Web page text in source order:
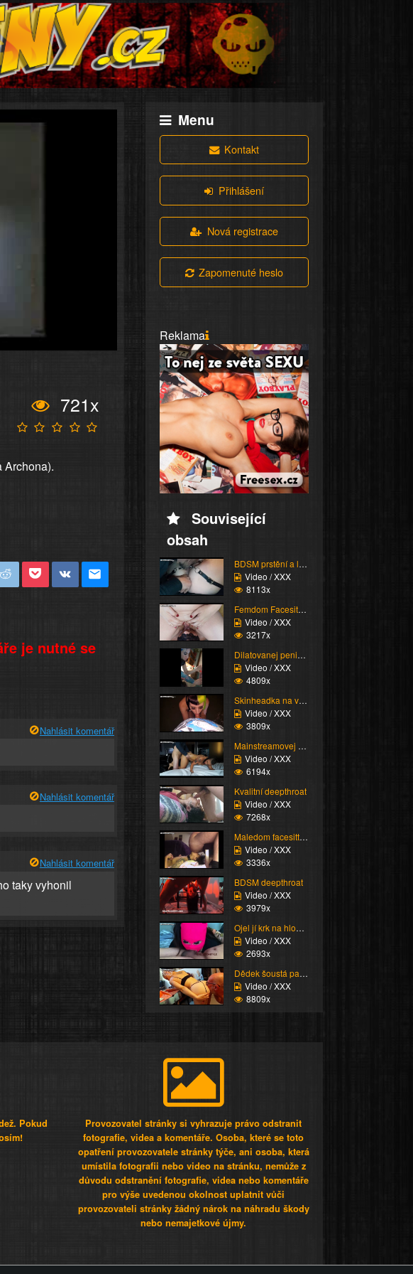
721x
Archona).
je nutné se
Nahlásit komentář
Nahlásit komentář
Nahlásit komentář
taky vyhonil
Menu
Kontakt
Přihlášení
Nová registrace
Zapomenuté heslo
Reklama
Související
obsah
BDSM prstění a lízání ...
Video / XXX
8113x
Femdom Facesitting vol...
Video / XXX
3217x
Dilatovanej penis ve v...
Video / XXX
4809x
Skinheadka na veřejnos...
Video / XXX
3809x
Mainstreamovej výmrd k...
Video / XXX
6194x
Kvalitní deepthroat
Video / XXX
7268x
Maledom facesitting
Video / XXX
3336x
BDSM deepthroat
Video / XXX
3979x
Ojel jí krk na hloubku
Video / XXX
2693x
Dědek šoustá pankerku
Video / XXX
8809x
Pokud
Provozovatel stránky si vyhrazuje právo odstranit
fotografie, videa a komentáře. Osoba, které se toto
opatření provozovatele stránky týče, ani osoba, která
umístila fotografii nebo video na stránku, nemůže z
důvodu odstranění fotografie, videa nebo komentáře
pro výše uvedenou okolnost uplatnit vůči
provozovateli stránky žádný nárok na náhradu škody
nebo nemajetkové újmy.